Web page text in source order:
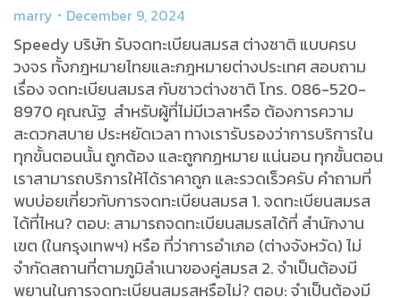
marry December 9, 2024
Speedy บริษัท รับจดทะเบียนสมรส ต่างชาติ แบบครบ
วงจร ทั้งกฎหมายไทยและกฎหมายต่างประเทศ สอบถาม
เรื่อง จดทะเบียนสมรส กับชาวต่างชาติ โทร. 086-520-
8970 คุณณัฐ สำหรับผู้ที่ไม่มีเวลาหรือ ต้องการความ
สะดวกสบาย ประหยัดเวลา ทางเรารับรองว่าการบริการใน
ทุกขั้นตอนนั้น ถูกต้อง และถูกกฏหมาย แน่นอน ทุกขั้นตอน
เราสามารถบริการให้ได้ราคาถูก และรวดเร็วครับ คำถามที่
พบบ่อยเกี่ยวกับการจดทะเบียนสมรส 1. จดทะเบียนสมรส
ได้ที่ไหน? ตอบ: สามารถจดทะเบียนสมรสได้ที่ สำนักงาน
เขต (ในกรุงเทพฯ) หรือ ที่ว่าการอำเภอ (ต่างจังหวัด) ไม่
จำกัดสถานที่ตามภูมิลำเนาของคู่สมรส 2. จำเป็นต้องมี
พยานในการจดทะเบียนสมรสหรือไม่? ตอบ: จำเป็นต้องมี